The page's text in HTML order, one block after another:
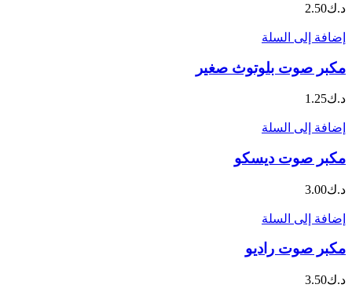
د.ك2.50
إضافة إلى السلة
مكبر صوت بلوتوث صغير
د.ك1.25
إضافة إلى السلة
مكبر صوت ديسكو
د.ك3.00
إضافة إلى السلة
مكبر صوت راديو
د.ك3.50